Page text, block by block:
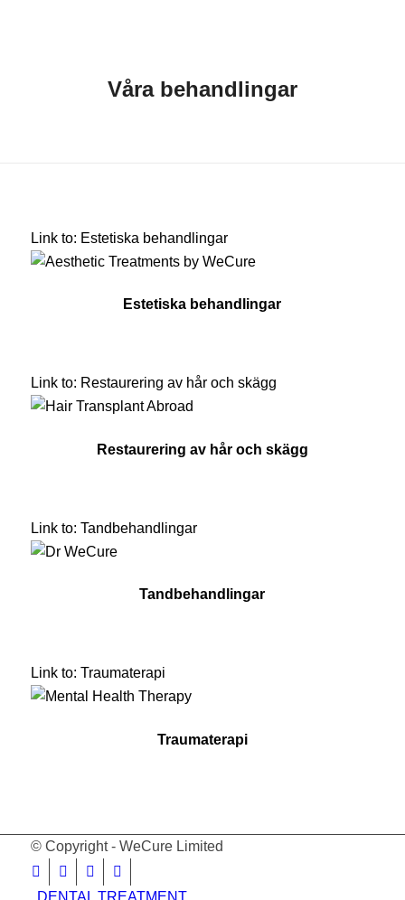
Våra behandlingar
Link to: Estetiska behandlingar
Estetiska behandlingar
Link to: Restaurering av hår och skägg
Restaurering av hår och skägg
Link to: Tandbehandlingar
Tandbehandlingar
Link to: Traumaterapi
Traumaterapi
© Copyright - WeCure Limited
DENTAL TREATMENT